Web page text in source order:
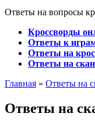
Ответы на вопросы
Кроссворды
Ответы к
Ответы на
Ответы на
Главная » Ответы на
Ответы на